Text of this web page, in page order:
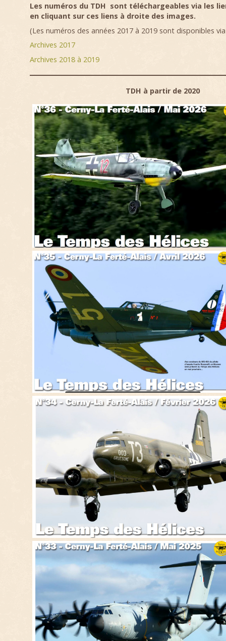
Les numéros du TDH sont téléchargeables via les
en cliquant sur ces liens à droite des images.
(Les numéros des années 2017 à 2019 sont disponibles
Archives 2017
Archives 2018 à 2019
TDH à partir de 2020